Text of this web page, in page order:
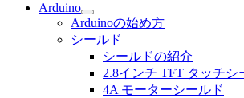
Arduino
Arduinoの始め方
シールド
シールドの紹介
2.8インチ TFT タッチシ
4A モーターシールド